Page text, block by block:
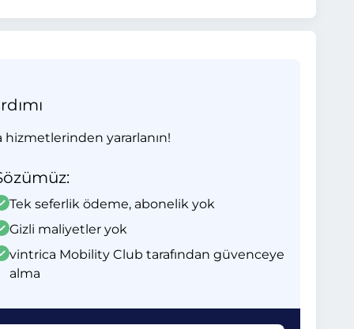
yararlanın!
Tek seferlik ödeme, abonelik yok
Gizli maliyetler yok
vintrica Mobility Club tarafından güvenceye
alma